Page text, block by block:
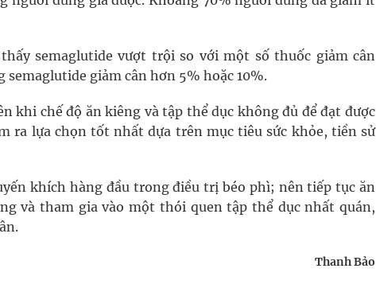
semaglutide vượt trội so với một số thuốc giảm cân
giảm cân hơn 5% hoặc 10%.
khi chế độ ăn kiêng và tập thể dục không đủ để đạt được
ra lựa chọn tốt nhất dựa trên mục tiêu sức khỏe, tiền sử
khích hàng đầu trong điều trị béo phì; nên tiếp tục ăn
và tham gia vào một thói quen tập thể dục nhất quán,
Thanh Bảo